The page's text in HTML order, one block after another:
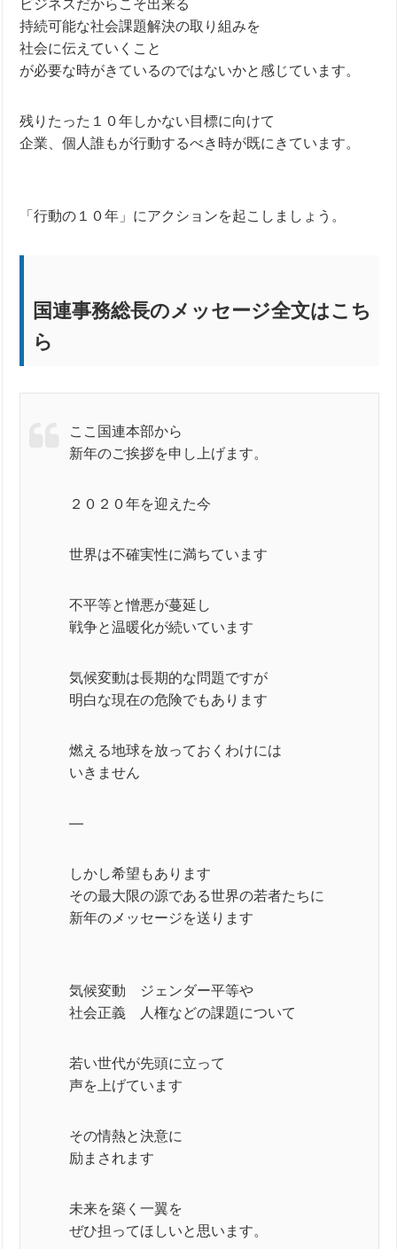
ビジネスだからこそ出来る
持続可能な社会課題解決の取り組みを
社会に伝えていくこと
が必要な時がきているのではないかと感じています。
残りたった１０年しかない目標に向けて
企業、個人誰もが行動するべき時が既にきています。
「行動の１０年」にアクションを起こしましょう。
国連事務総長のメッセージ全文はこち
ら
ここ国連本部から
新年のご挨拶を申し上げます。
２０２０年を迎えた今
世界は不確実性に満ちています
不平等と憎悪が蔓延し
戦争と温暖化が続いています
気候変動は長期的な問題ですが
明白な現在の危険でもあります
燃える地球を放っておくわけには
いきません
—
しかし希望もあります
その最大限の源である世界の若者たちに
新年のメッセージを送ります
気候変動 ジェンダー平等や
社会正義 人権などの課題について
若い世代が先頭に立って
声を上げています
その情熱と決意に
励まされます
未来を築く一翼を
ぜひ担ってほしいと思います。